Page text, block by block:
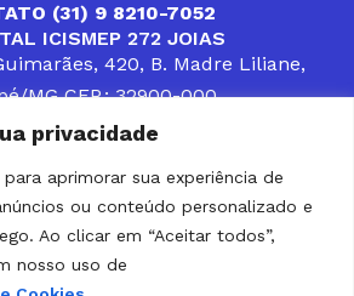
privacidade
aprimorar sua experiência de
ou conteúdo personalizado e
Ao clicar em “Aceitar todos”,
nosso uso de
(31) 9 8210-7052
ICISMEP 272 JOIAS
420, B. Madre Liliane,
MG CEP.: 32900-000
3512-4400 ou (31) 9 8309-8660
SOLUÇÕES, AÇÕES E SERVIÇOS
A ASSISTÊNCIA À
REGIÃO EM QUE ATUA, SENDO
CONSORCIADOS NA
ENFRENTADAS POR
É O COMPROMISSO DO
ICISMEP.